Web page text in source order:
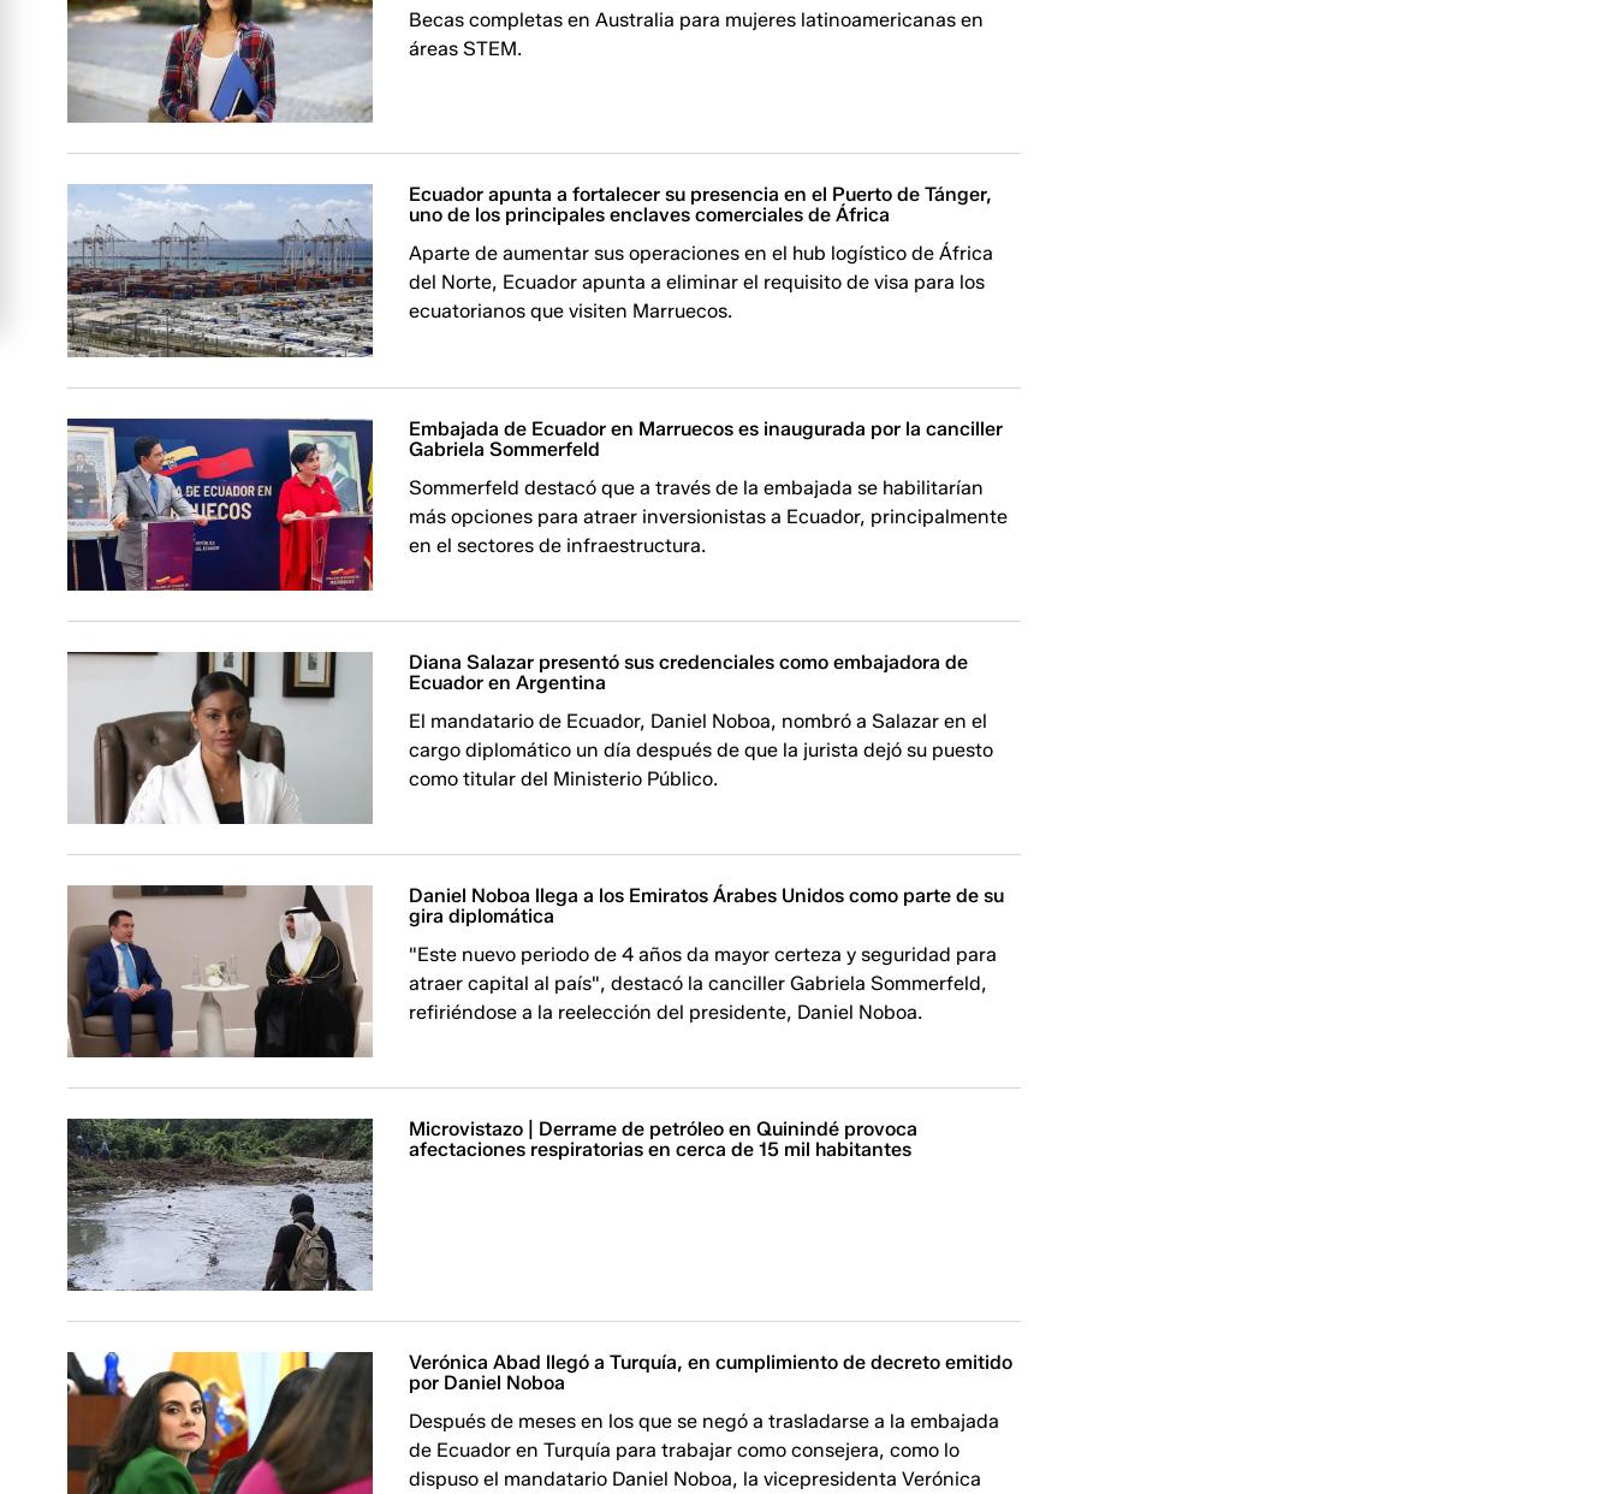
Becas completas en Australia para mujeres latinoamericanas en
áreas STEM.
Ecuador apunta a fortalecer su presencia en el Puerto de Tánger,
uno de los principales enclaves comerciales de África
Aparte de aumentar sus operaciones en el hub logístico de África
del Norte, Ecuador apunta a eliminar el requisito de visa para los
ecuatorianos que visiten Marruecos.
Embajada de Ecuador en Marruecos es inaugurada por la canciller
Gabriela Sommerfeld
Sommerfeld destacó que a través de la embajada se habilitarían
más opciones para atraer inversionistas a Ecuador, principalmente
en el sectores de infraestructura.
Diana Salazar presentó sus credenciales como embajadora de
Ecuador en Argentina
El mandatario de Ecuador, Daniel Noboa, nombró a Salazar en el
cargo diplomático un día después de que la jurista dejó su puesto
como titular del Ministerio Público.
Daniel Noboa llega a los Emiratos Árabes Unidos como parte de su
gira diplomática
"Este nuevo periodo de 4 años da mayor certeza y seguridad para
atraer capital al país", destacó la canciller Gabriela Sommerfeld,
refiriéndose a la reelección del presidente, Daniel Noboa.
Microvistazo | Derrame de petróleo en Quinindé provoca
afectaciones respiratorias en cerca de 15 mil habitantes
Verónica Abad llegó a Turquía, en cumplimiento de decreto emitido
por Daniel Noboa
Después de meses en los que se negó a trasladarse a la embajada
de Ecuador en Turquía para trabajar como consejera, como lo
dispuso el mandatario Daniel Noboa, la vicepresidenta Verónica